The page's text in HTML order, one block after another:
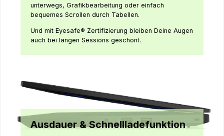
unterwegs, Grafikbearbeitung oder einfach
bequemes Scrollen durch Tabellen.
Und mit Eyesafe® Zertifizierung bleiben Deine Augen
auch bei langen Sessions geschont.
Ausdauer & Schnellladefunktion